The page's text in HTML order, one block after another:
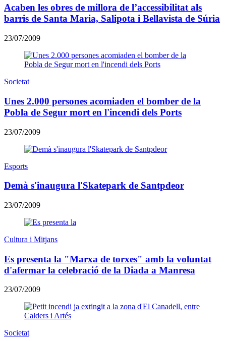
Acaben les obres de millora de l’accessibilitat als
barris de Santa Maria, Salipota i Bellavista de Súria
23/07/2009
Societat
Unes 2.000 persones acomiaden el bomber de la
Pobla de Segur mort en l'incendi dels Ports
23/07/2009
Esports
Demà s'inaugura l'Skatepark de Santpdeor
23/07/2009
Cultura i Mitjans
Es presenta la "Marxa de torxes" amb la voluntat
d'afermar la celebració de la Diada a Manresa
23/07/2009
Societat